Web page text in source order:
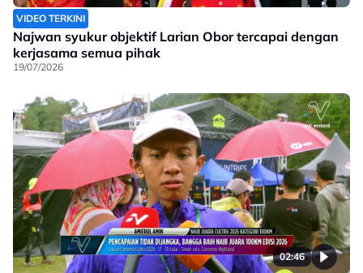
VIDEO TERKINI
Najwan syukur objektif Larian Obor tercapai dengan
kerjasama semua pihak
19/07/2026
02:46